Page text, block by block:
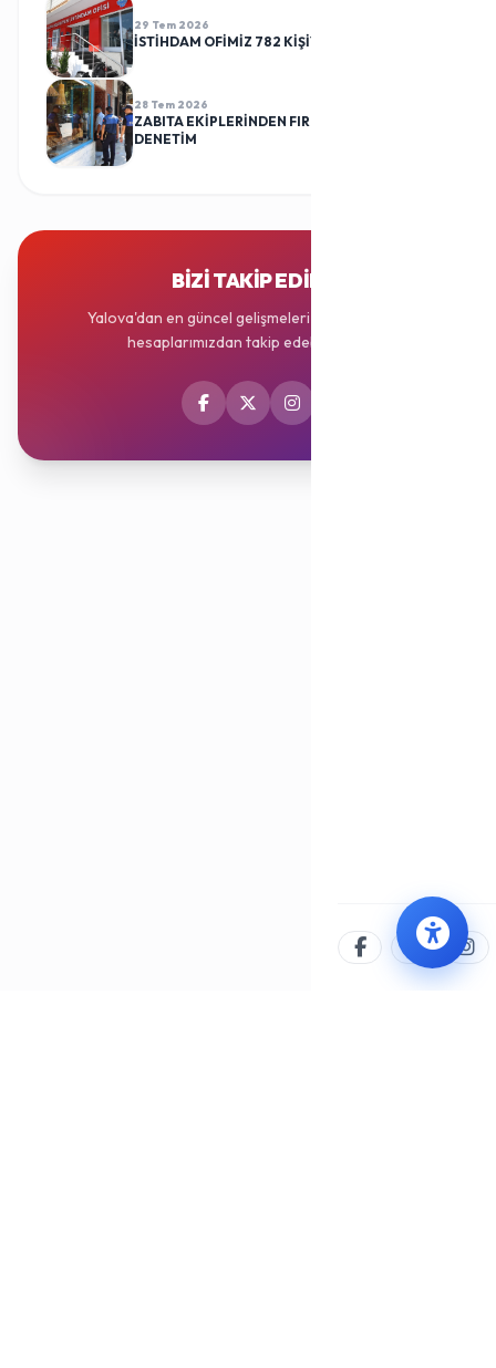
29 Tem 2026
İSTİHDAM OFİMİZ 782 KİŞİYİ İŞ SAHİBİ YAPTI
28 Tem 2026
ZABITA EKİPLERİNDEN FIRINLARA RUTİN
DENETİM
BIZI TAKIP EDIN
Yalova'dan en güncel gelişmeleri sosyal medya
hesaplarımızdan takip edebilirsiniz.